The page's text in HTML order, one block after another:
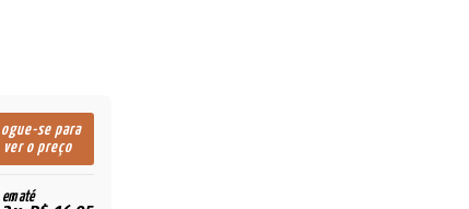
se para
ver o preço
em até